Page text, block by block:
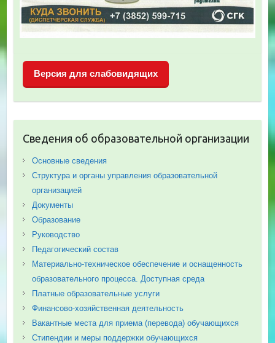
Версия для слабовидящих
Сведения об образовательной организации
Основные сведения
Структура и органы управления образовательной
организацией
Документы
Образование
Руководство
Педагогический состав
Материально-техническое обеспечение и оснащенность
образовательного процесса. Доступная среда
Платные образовательные услуги
Финансово-хозяйственная деятельность
Вакантные места для приема (перевода) обучающихся
Стипендии и меры поддержки обучающихся